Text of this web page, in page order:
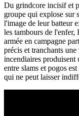
Du grindcore incisif et
groupe qui explose sur
l'image de leur batteur
les tambours de
armée en campagne
précis et tranchants
incendiaires produisent
entre slams et pogos
qui ne peut laisser